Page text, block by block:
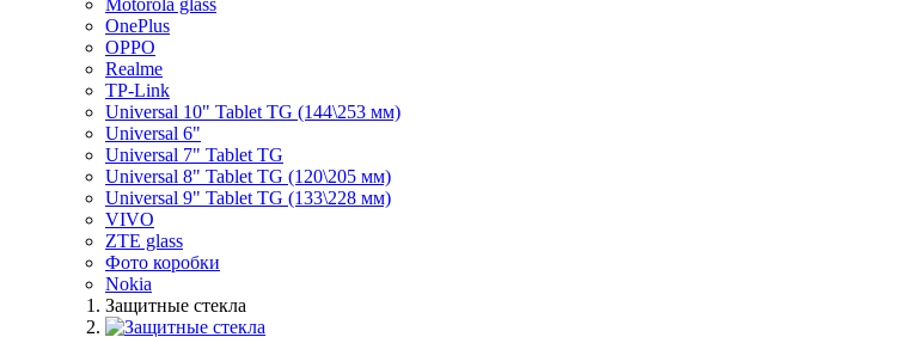
Motorola glass
OnePlus
OPPO
Realme
TP-Link
Universal 10" Tablet TG (144\253 мм)
Universal 6"
Universal 7" Tablet TG
Universal 8" Tablet TG (120\205 мм)
Universal 9" Tablet TG (133\228 мм)
VIVO
ZTE glass
Фото коробки
Nokia
Защитные стекла